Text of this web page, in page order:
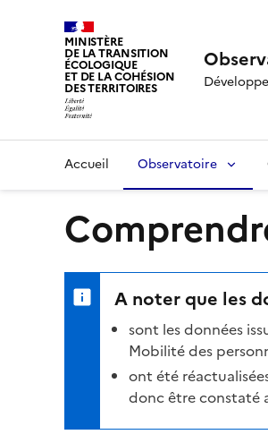
MINISTÈRE
DE LA TRANSITION
ÉCOLOGIQUE
ET DE LA COHÉSION
DES TERRITOIRES
Accueil Observatoire
A noter que les
sont les données
Mobilité des
ont été
donc être constaté